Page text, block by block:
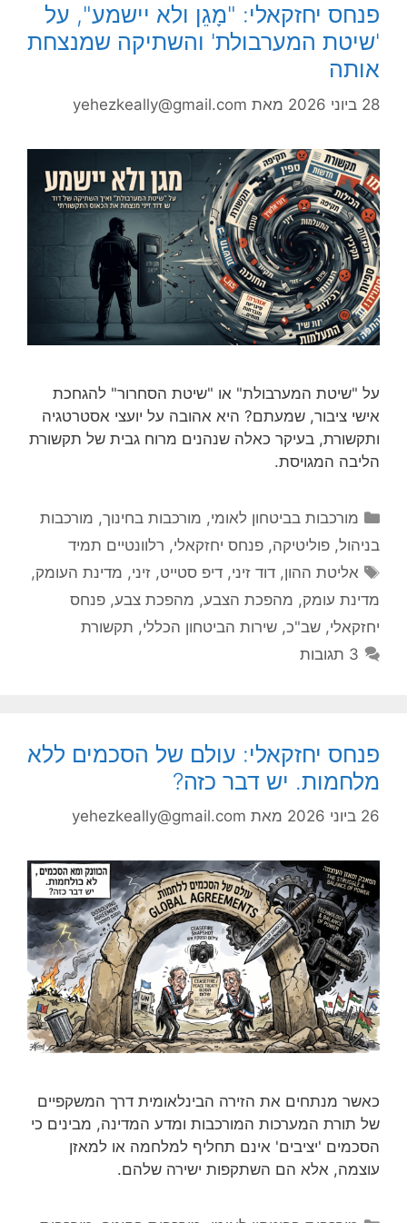
פנחס יחזקאלי: "מָגֵן ולא יישמע", על
'שיטת המערבולת' והשתיקה שמנצחת
אותה
28 ביוני 2026 מאת yehezkeally@gmail.com
על "שיטת המערבולת" או "שיטת הסחרור" להגחכת
אישי ציבור, שמעתם? היא אהובה על יועצי אסטרטגיה
ותקשורת, בעיקר כאלה שנהנים מרוח גבית של תקשורת
הליבה המגויסת.
קטגוריות
מורכבות בביטחון לאומי, מורכבות בחינוך, מורכבות
בניהול, פוליטיקה, פנחס יחזקאלי, רלוונטיים תמיד
תגיות
אליטת ההון,דוד זיני,דיפ סטייט,זיני, מדינת העומק,
מדינת עומק, מהפכת הצבע, מהפכת צבע, פנחס
יחזקאלי, שב"כ, שירות הביטחון הכללי, תקשורת
3 תגובות
פנחס יחזקאלי: עולם של הסכמים ללא
מלחמות. יש דבר כזה?
26 ביוני 2026 מאת yehezkeally@gmail.com
כאשר מנתחים את הזירה הבינלאומית דרך המשקפיים
של תורת המערכות המורכבות ומדע המדינה, מבינים כי
הסכמים 'יציבים' אינם תחליף למלחמה או למאזן
עוצמה, אלא הם השתקפות ישירה שלהם.